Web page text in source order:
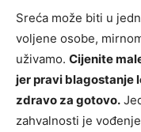
Sreća može biti u
voljene osobe,
uživamo. Cijenite
jer pravi blagostanje
zdravo za gotovo.
zahvalnosti je